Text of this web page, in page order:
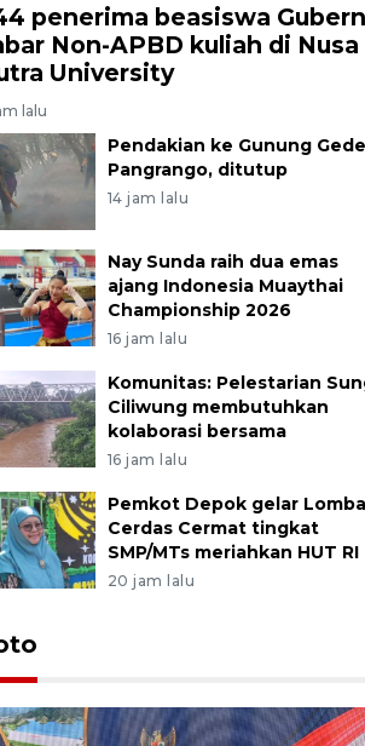
penerima beasiswa
Non-APBD kuliah di Nusa
University
lalu
Pendakian ke Gunung Gede
Pangrango, ditutup
14 jam lalu
Nay Sunda raih dua emas
ajang Indonesia Muaythai
Championship 2026
16 jam lalu
Komunitas: Pelestarian
Ciliwung membutuhkan
kolaborasi bersama
16 jam lalu
Pemkot Depok gelar Lomba
Cerdas Cermat tingkat
SMP/MTs meriahkan HUT RI
20 jam lalu